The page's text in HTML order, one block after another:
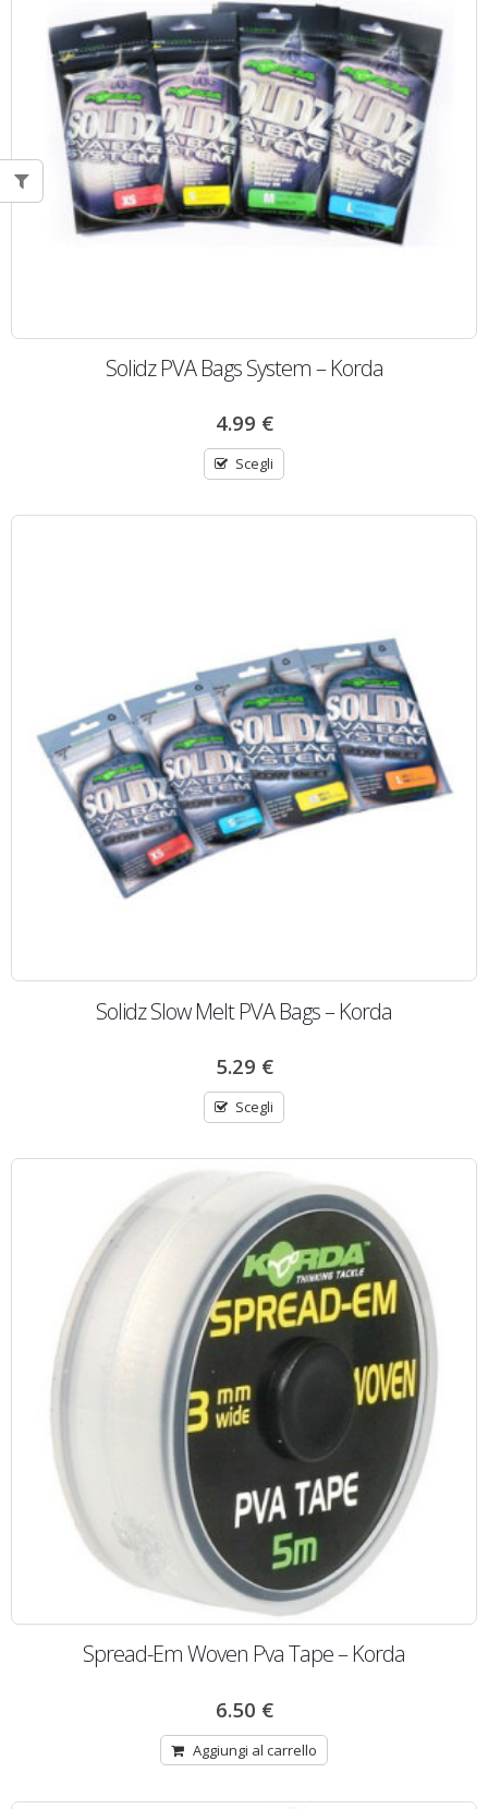
Solidz PVA Bags System – Korda
4.99 €
Scegli
Solidz Slow Melt PVA Bags – Korda
5.29 €
Scegli
Spread-Em Woven Pva Tape – Korda
6.50 €
Aggiungi al carrello